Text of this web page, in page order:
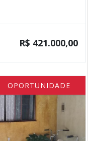
R$ 421.000,00
OPORTUNIDADE